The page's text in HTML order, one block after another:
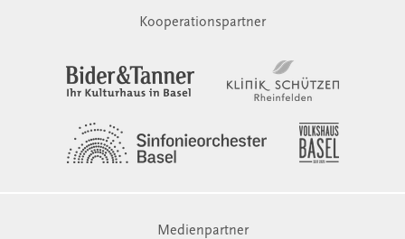
Kooperationspartner
Medienpartner